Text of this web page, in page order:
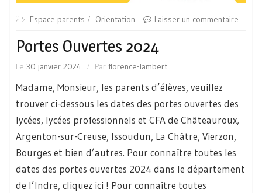
Espace parents Orientation Laisser un commentaire
Portes Ouvertes 2024
Le 30 janvier 2024 Par florence-lambert
Madame, Monsieur, les parents d’élèves, veuillez
trouver ci-dessous les dates des portes ouvertes des
lycées, lycées professionnels et CFA de Châteauroux,
Argenton-sur-Creuse, Issoudun, La Châtre, Vierzon,
Bourges et bien d’autres. Pour connaître toutes les
dates des portes ouvertes 2024 dans le département
de l’Indre, cliquez ici ! Pour connaître toutes